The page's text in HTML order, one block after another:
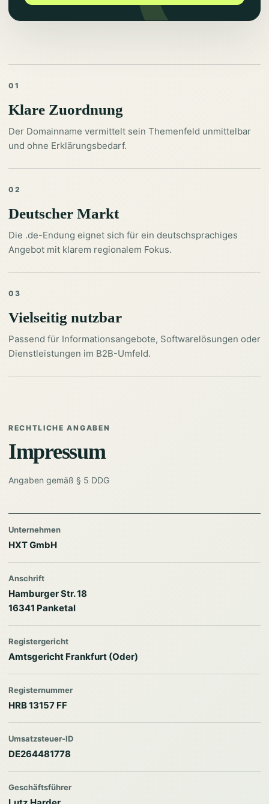
01
Klare Zuordnung
Der Domainname vermittelt sein Themenfeld unmittelbar
und ohne Erklärungsbedarf.
02
Deutscher Markt
Die .de-Endung eignet sich für ein deutschsprachiges
Angebot mit klarem regionalem Fokus.
03
Vielseitig nutzbar
Passend für Informationsangebote, Softwarelösungen oder
Dienstleistungen im B2B-Umfeld.
RECHTLICHE ANGABEN
Impressum
Angaben gemäß § 5 DDG
Unternehmen
HXT GmbH
Anschrift
Hamburger Str. 18
16341 Panketal
Registergericht
Amtsgericht Frankfurt (Oder)
Registernummer
HRB 13157 FF
Umsatzsteuer-ID
DE264481778
Geschäftsführer